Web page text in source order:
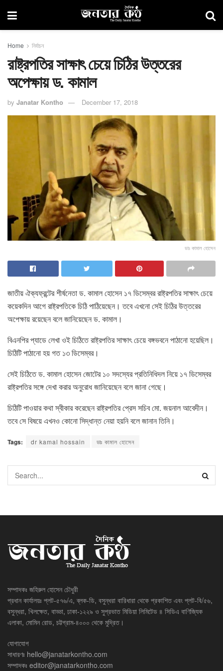
Home নির্বাচন
রাষ্ট্রপতির সাক্ষাৎ চেয়ে চিঠির উত্তরের
অপেক্ষায় ড. কামাল
by Janatar Kontho December 17, 2018
ডাঃ কামাল হোসেন
জাতীয় ঐক্যফ্রন্টের শীর্ষনেতা ড. কামাল হোসেন ১৭ ডিসেম্বর রাষ্ট্রপতির সাক্ষাৎ চেয়ে
কয়েকদিন আগে রাষ্ট্রপতিকে চিঠি পাঠিয়েছেন। তবে এখনো সেই চিঠির উত্তরের
অপেক্ষায় রয়েছেন বলে জানিয়েছেন ড. কামাল।
বিএনপির প্যাডে লেখা ওই চিঠিতে রাষ্ট্রপতির সাক্ষাৎ চেয়ে বঙ্গভবনে পাঠানো হয়েছিল।
চিঠিটি পাঠানো হয় গত ১৩ ডিসেম্বর।
সেই চিঠিতে ড. কামাল হোসেন জোটের ১০ সদস্যের প্রতিনিধিদল নিয়ে ১৭ ডিসেম্বর
রাষ্ট্রপতির সঙ্গে দেখা করার অনুরোধ জানিয়েছেন বলে জানা গেছে।
চিঠিটি পাওয়ার কথা স্বীকার করেছেন রাষ্ট্রপতির প্রেস সচিব মো. জয়নাল আবেদীন।
তবে সে বিষয়ে এখনও কোনো সিদ্ধান্ত নেয়া হয়নি বলে জানান তিনি।
Tags: dr kamal hossain ডাঃ কামাল হোসেন
সম্পাদকঃ জহিরুল হোসেন চৌধুরী
প্রধান কার্যালয়ঃ প্লট-৫৭৬/এ, ব্লক-ডি, বসুন্ধরা বারিধারা থেকে প্রকাশিত এবং প্লট-বি/৫৬,
বসুন্ধরা, খিলক্ষেত, বাড্ডা, ঢাকা-১২২৯ ও সুপ্রভাত মিডিয়া লিমিটেড ৪ সিডিএ বাণিজ্যিক
এলাকা, মোমিন রোড, চট্টগ্রাম-৪০০০ থেকে মুদ্রিত।
যোগাযোগ
সাধারণঃ hello@janatarkontho.com
সম্পাদকঃ editor@janatarkontho.com